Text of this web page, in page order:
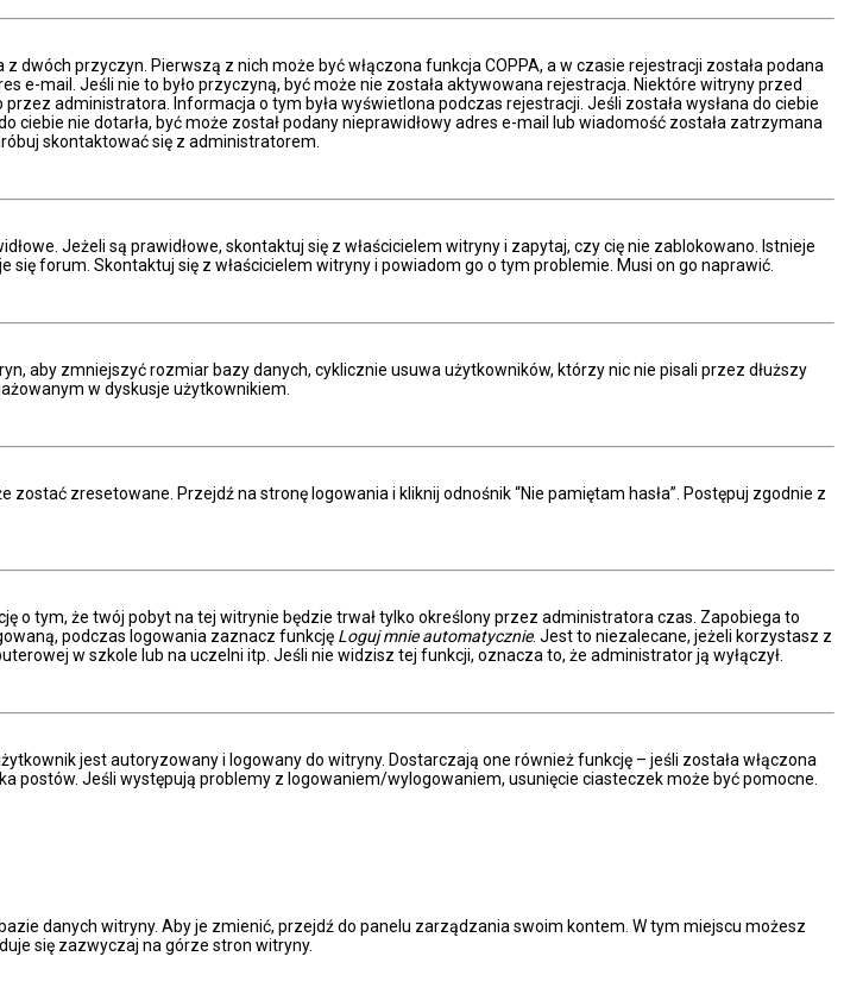
dwóch przyczyn. Pierwszą z nich może być włączona funkcja COPPA, a w czasie rejestracji została podana
e-mail. Jeśli nie to było przyczyną, być może nie została aktywowana rejestracja. Niektóre witryny przed
administratora. Informacja o tym była wyświetlona podczas rejestracji. Jeśli została wysłana do ciebie
nie dotarła, być może został podany nieprawidłowy adres e-mail lub wiadomość została zatrzymana
skontaktować się z administratorem.
Jeżeli są prawidłowe, skontaktuj się z właścicielem witryny i zapytaj, czy cię nie zablokowano. Istnieje
forum. Skontaktuj się z właścicielem witryny i powiadom go o tym problemie. Musi on go naprawić.
aby zmniejszyć rozmiar bazy danych, cyklicznie usuwa użytkowników, którzy nic nie pisali przez dłuższy
w dyskusje użytkownikiem.
zresetowane. Przejdź na stronę logowania i kliknij odnośnik “Nie pamiętam hasła”. Postępuj zgodnie z
o tym, że twój pobyt na tej witrynie będzie trwał tylko określony przez administratora czas. Zapobiega to
podczas logowania zaznacz funkcję Loguj mnie automatycznie. Jest to niezalecane, jeżeli korzystasz z
w szkole lub na uczelni itp. Jeśli nie widzisz tej funkcji, oznacza to, że administrator ją wyłączył.
jest autoryzowany i logowany do witryny. Dostarczają one również funkcję – jeśli została włączona
Jeśli występują problemy z logowaniem/wylogowaniem, usunięcie ciasteczek może być pomocne.
danych witryny. Aby je zmienić, przejdź do panelu zarządzania swoim kontem. W tym miejscu możesz
się zazwyczaj na górze stron witryny.